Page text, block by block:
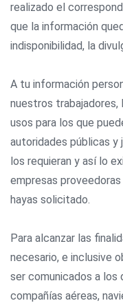
realizado el
que la información
indisponibilidad, la
A tu información
nuestros
usos para los que
autoridades públicas
los requieran y así lo
empresas
hayas solicitado.
Para alcanzar las
necesario, e inclusive
ser comunicados a
compañías aéreas,